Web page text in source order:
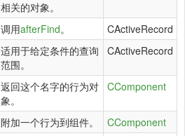
相关的对象。
调用afterFind。
CActiveRecord
适用于给定条件的查询
范围。
CActiveRecord
返回这个名字的行为对
象。
CComponent
附加一个行为到组件。
CComponent